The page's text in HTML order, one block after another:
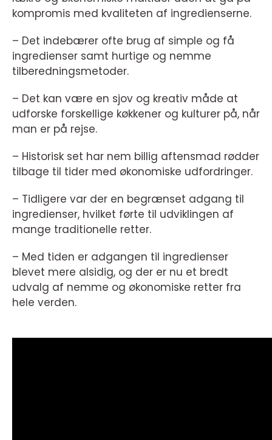
kompromis med kvaliteten af ingredienserne.
– Det indebærer ofte brug af simple og få
ingredienser samt hurtige og nemme
tilberedningsmetoder.
– Det kan være en sjov og kreativ måde at
udforske forskellige køkkener og kulturer på, når
man er på rejse.
– Historisk set har nem billig aftensmad rødder
tilbage til tider med økonomiske udfordringer.
– Tidligere var der en begrænset adgang til
ingredienser, hvilket førte til udviklingen af
mange traditionelle retter.
– Med tiden er adgangen til ingredienser
blevet mere alsidig, og der er nu et bredt
udvalg af nemme og økonomiske retter fra
hele verden.